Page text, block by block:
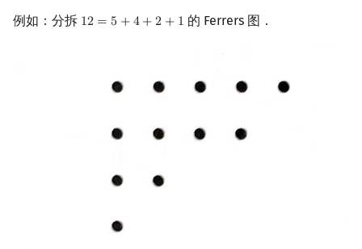
例如：分拆 12 = 5 +4+2 + 1
12=5+4 +2 +1 的 Ferrers 图．